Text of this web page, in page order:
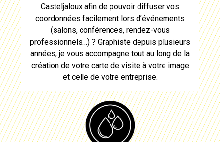
Casteljaloux afin de pouvoir diffuser vos
coordonnées facilement lors d’événements
(salons, conférences, rendez-vous
professionnels…) ? Graphiste depuis plusieurs
années, je vous accompagne tout au long de la
création de votre carte de visiteà votre image
et celle de votre entreprise.